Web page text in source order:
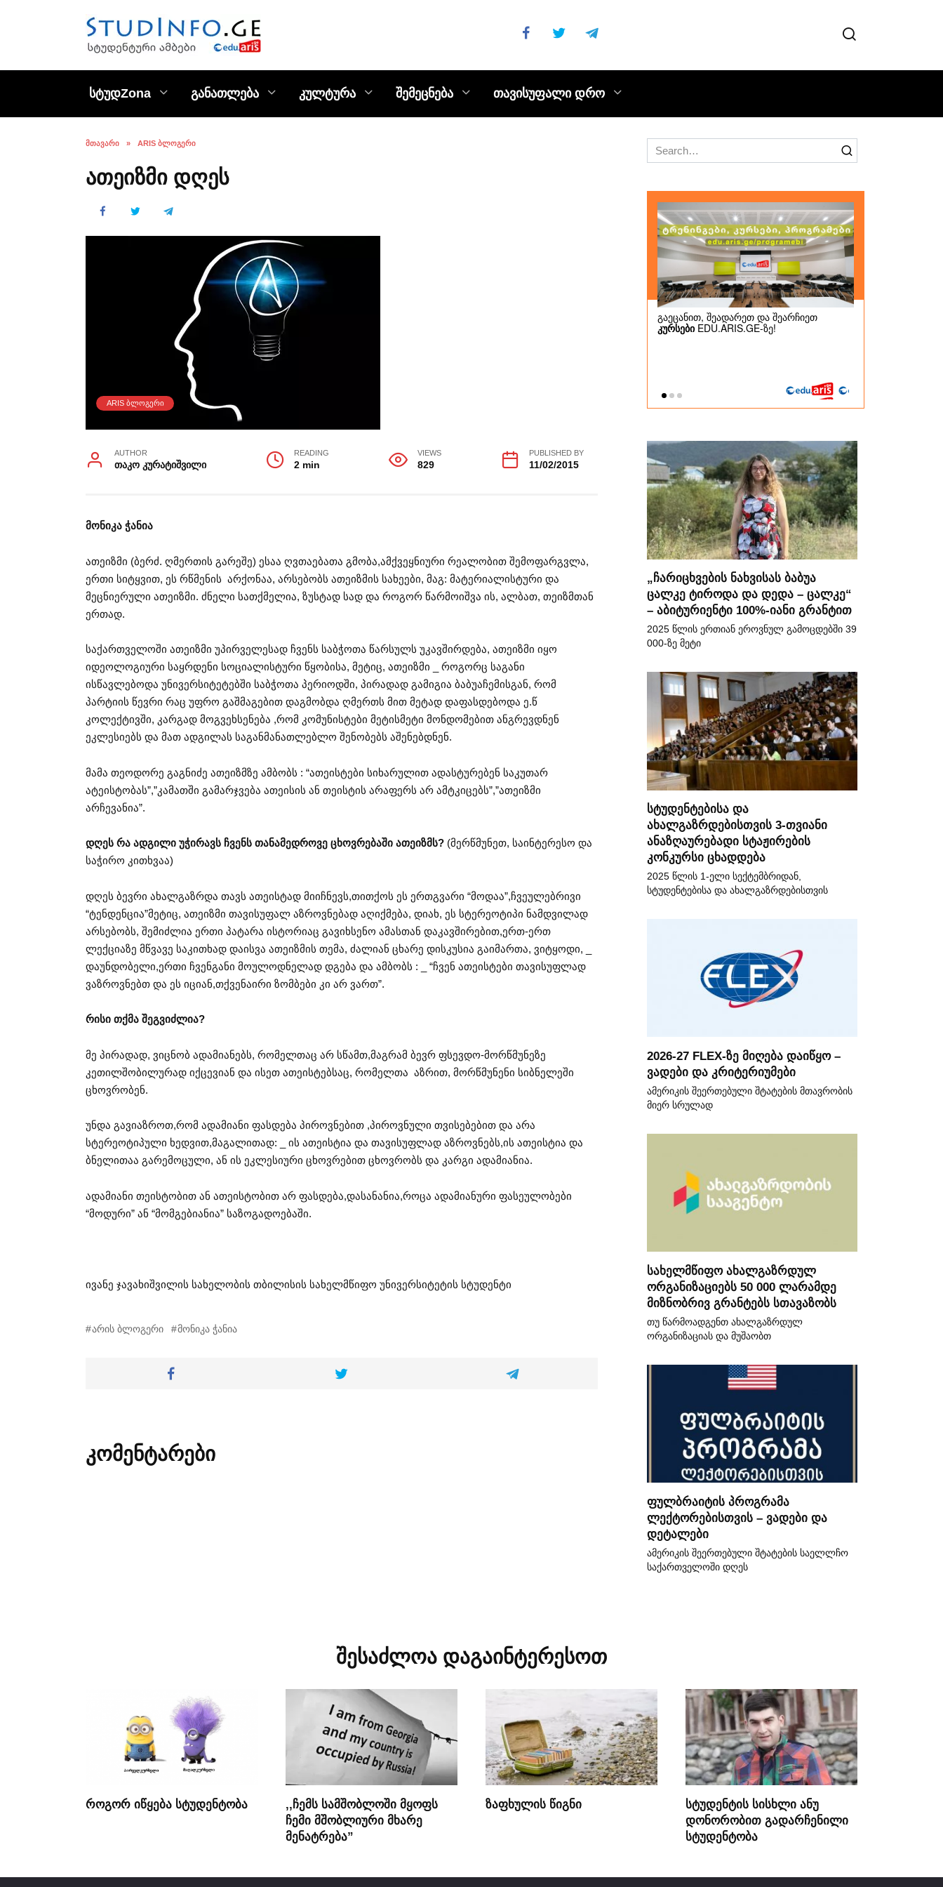
სტუდZona განათლება კულტურა შემეცნება თავისუფალი დრო
ᲛᲗᲐᲕᲐᲠᲘ » ARIS ᲑᲚᲝᲒᲔᲠᲘ
ათეიზმი დღეს
ARIS ᲑᲚᲝᲒᲔᲠᲘ
AUTHOR
თაკო კურატიშვილი
READING
2 min
VIEWS
829
PUBLISHED BY
11/02/2015
მონიკა ჭანია
ათეიზმი (ბერძ. ღმერთის გარეშე) ესაა ღვთაებათა გმობა,ამქვეყნიური რეალობით შემოფარგვლა,
ერთი სიტყვით, ეს რწმენის არქონაა, არსებობს ათეიზმის სახეები, მაგ: მატერიალისტური და
მეცნიერული ათეიზმი. ძნელი სათქმელია, ზუსტად სად და როგორ წარმოიშვა ის, ალბათ, თეიზმთან
ერთად.
საქართველოში ათეიზმი უპირველესად ჩვენს საბჭოთა წარსულს უკავშირდება, ათეიზმი იყო
იდეოლოგიური საყრდენი სოციალისტური წყობისა, მეტიც, ათეიზმი _ როგორც საგანი
ისწავლებოდა უნივერსიტეტებში საბჭოთა პერიოდში, პირადად გამიგია ბაბუაჩემისგან, რომ
პარტიის წევრი რაც უფრო გაშმაგებით დაგმობდა ღმერთს მით მეტად დაფასდებოდა ე.წ
კოლექტივში, კარგად მოგვეხსენება ,რომ კომუნისტები მეტისმეტი მონდომებით ანგრევდნენ
ეკლესიებს და მათ ადგილას საგანმანათლებლო შენობებს აშენებდნენ.
მამა თეოდორე გაგნიძე ათეიზმზე ამბობს : “ათეისტები სიხარულით ადასტურებენ საკუთარ
ატეისტობას”,”კამათში გამარჯვება ათეისის ან თეისტის არაფერს არ ამტკიცებს”,”ათეიზმი
არჩევანია”.
დღეს რა ადგილი უჭირავს ჩვენს თანამედროვე ცხოვრებაში ათეიზმს? (მერწმუნეთ, საინტერესო და
საჭირო კითხვაა)
დღეს ბევრი ახალგაზრდა თავს ათეისტად მიიჩნევს,თითქოს ეს ერთგვარი “მოდაა”,ჩვეულებრივი
“ტენდენცია”მეტიც, ათეიზმი თავისუფალ აზროვნებად აღიქმება, დიახ, ეს სტერეოტიპი ნამდვილად
არსებობს, შემიძლია ერთი პატარა ისტორიაც გავიხსენო ამასთან დაკავშირებით,ერთ-ერთ
ლექციაზე მწვავე საკითხად დაისვა ათეიზმის თემა, ძალიან ცხარე დისკუსია გაიმართა, ვიტყოდი, _
დაუნდობელი,ერთი ჩვენგანი მოულოდნელად დგება და ამბობს : _ “ჩვენ ათეისტები თავისუფლად
ვაზროვნებთ და ეს იციან,თქვენაირი ზომბები კი არ ვართ”.
რისი თქმა შეგვიძლია?
მე პირადად, ვიცნობ ადამიანებს, რომელთაც არ სწამთ,მაგრამ ბევრ ფსევდო-მორწმუნეზე
კეთილშობილურად იქცევიან და ისეთ ათეისტებსაც, რომელთა აზრით, მორწმუნენი სიბნელეში
ცხოვრობენ.
უნდა გავიაზროთ,რომ ადამიანი ფასდება პიროვნებით ,პიროვნული თვისებებით და არა
სტერეოტიპული ხედვით,მაგალითად: _ ის ათეისტია და თავისუფლად აზროვნებს,ის ათეისტია და
ბნელითაა გარემოცული, ან ის ეკლესიური ცხოვრებით ცხოვრობს და კარგი ადამიანია.
ადამიანი თეისტობით ან ათეისტობით არ ფასდება,დასანანია,როცა ადამიანური ფასეულობები
“მოდური” ან “მომგებიანია” საზოგადოებაში.
ივანე ჯავახიშვილის სახელობის თბილისის სახელმწიფო უნივერსიტეტის სტუდენტი
არის ბლოგერი მონიკა ჭანია
კომენტარები
Search
for:
„ჩარიცხვების ნახვისას ბაბუა
ცალკე ტიროდა და დედა – ცალკე“
– აბიტურიენტი 100%-იანი გრანტით
2025 წლის ერთიან ეროვნულ გამოცდებში 39
000-ზე მეტი
სტუდენტებისა და
ახალგაზრდებისთვის 3-თვიანი
ანაზღაურებადი სტაჟირების
კონკურსი ცხადდება
2025 წლის 1-ელი სექტემბრიდან,
სტუდენტებისა და ახალგაზრდებისთვის
2026-27 FLEX-ზე მიღება დაიწყო –
ვადები და კრიტერიუმები
ამერიკის შეერთებული შტატების მთავრობის
მიერ სრულად
სახელმწიფო ახალგაზრდულ
ორგანიზაციებს 50 000 ლარამდე
მიზნობრივ გრანტებს სთავაზობს
თუ წარმოადგენთ ახალგაზრდულ
ორგანიზაციას და მუშაობთ
ფულბრაიტის პროგრამა
ლექტორებისთვის – ვადები და
დეტალები
ამერიკის შეერთებული შტატების საელლჩო
საქართველოში დღეს
შესაძლოა დაგაინტერესოთ
როგორ იწყება სტუდენტობა
,,ჩემს სამშობლოში მყოფს
ჩემი მშობლიური მხარე
მენატრება”
ზაფხულის წიგნი
სტუდენტის სისხლი ანუ
დონორობით გადარჩენილი
სტუდენტობა